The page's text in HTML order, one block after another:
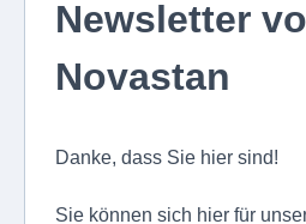
Newsletter
Novastan
Danke, dass Sie hier sind!
Sie können sich hier für